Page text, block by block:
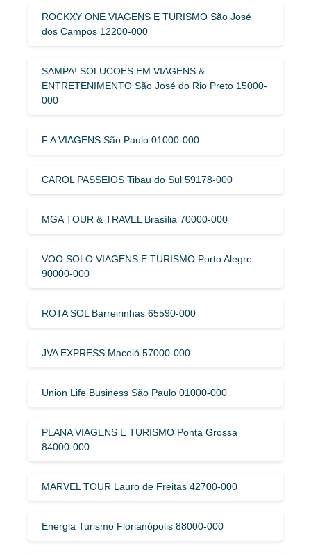
ROCKXY ONE VIAGENS E TURISMO São José
dos Campos 12200-000
SAMPA! SOLUCOES EM VIAGENS &
ENTRETENIMENTO São José do Rio Preto 15000-
000
F A VIAGENS São Paulo 01000-000
CAROL PASSEIOS Tibau do Sul 59178-000
MGA TOUR & TRAVEL Brasília 70000-000
VOO SOLO VIAGENS E TURISMO Porto Alegre
90000-000
ROTA SOL Barreirinhas 65590-000
JVA EXPRESS Maceió 57000-000
Union Life Business São Paulo 01000-000
PLANA VIAGENS E TURISMO Ponta Grossa
84000-000
MARVEL TOUR Lauro de Freitas 42700-000
Energia Turismo Florianópolis 88000-000